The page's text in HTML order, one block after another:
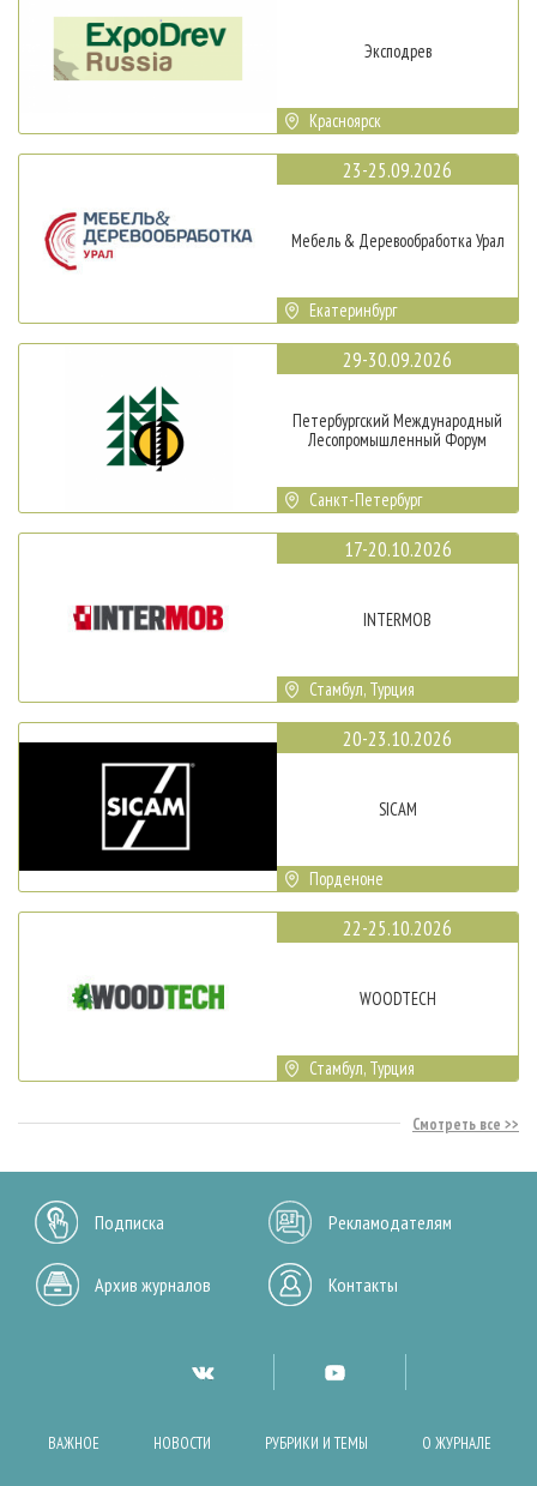
Эксподрев
Красноярск
23-25.09.2026
Мебель & Деревообработка Урал
Екатеринбург
29-30.09.2026
Петербургский Международный
Лесопромышленный Форум
Санкт-Петербург
17-20.10.2026
INTERMOB
Стамбул, Турция
20-23.10.2026
SICAM
Порденоне
22-25.10.2026
WOODTECH
Стамбул, Турция
Смотреть все
Подписка Рекламодателям
Архив журналов Контакты
ВАЖНОЕ НОВОСТИ РУБРИКИ И ТЕМЫ О ЖУРНАЛЕ